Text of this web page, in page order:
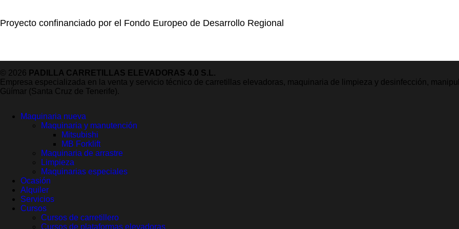
Proyecto confinanciado por el Fondo Europeo de Desarrollo Regional
© 2026 PADILLA CARRETILLAS ELEVADORAS 4.0 S.L.
Empresa especializada en la venta y servicio técnico de carretillas elevadoras, maquinaria de limpieza y desinfección,
Güímar (Santa Cruz de Tenerife).
Maquinaria nueva
Maquinaria y manutención
Mitsubishi
MB Forklift
Maquinaria de arrastre
Limpieza
Maquinarias especiales
Ocasión
Alquiler
Servicios
Cursos
Cursos de carretillero
Cursos de plataformas elevadoras